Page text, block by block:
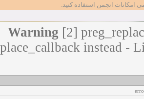
امکانات انجمن استفاده کنید.
Warning [2]
instead -